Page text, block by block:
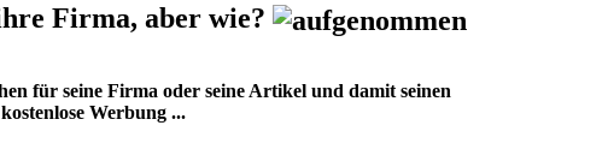
Firma, aber wie?
für seine Firma oder seine Artikel und damit seinen
Werbung ...